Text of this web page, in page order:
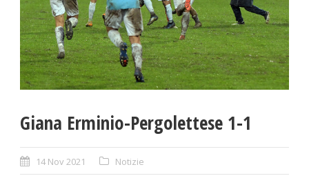
Giana Erminio-Pergolettese 1-1
14 Nov 2021 Notizie